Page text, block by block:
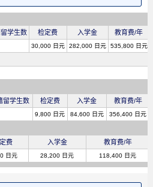
学生数 检定费 入学金 教育费/年
30,000 日元 282,000 日元 535,800 日元
留学生数 检定费 入学金 教育费/年
9,800 日元 84,600 日元 356,400 日元
费 入学金 教育费/年
日元 28,200 日元 118,400 日元